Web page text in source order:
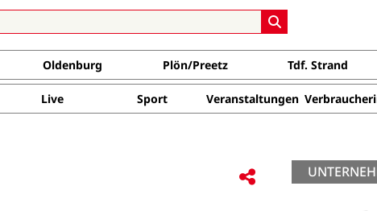
Oldenburg Plön/Preetz Tdf. Strand
Live Sport Veranstaltungen